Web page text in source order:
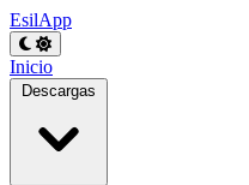
EsilApp
Inicio
Descargas